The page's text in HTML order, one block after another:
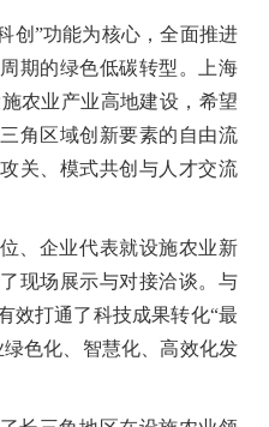
创”功能为核心，全面推进
期的绿色低碳转型。上海
农业产业高地建设，希望
角区域创新要素的自由流
关、模式共创与人才交流
、企业代表就设施农业新
现场展示与对接洽谈。与
效打通了科技成果转化“最
色化、智慧化、高效化发